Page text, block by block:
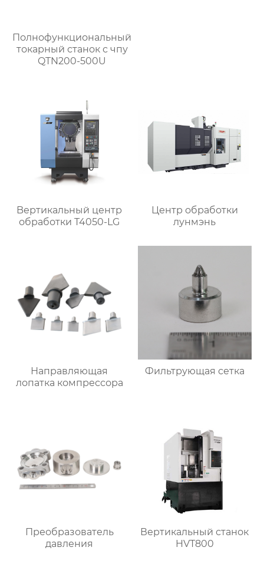
Полнофункциональный
токарный станок с чпу
QTN200-500U
Bертикальный центр
обработки T4050-LG
Центр обработки
лунмэнь
Направляющая
лопатка компрессора
Фильтрующая сетка
Преобразователь
давления
Вертикальный станок
HVT800